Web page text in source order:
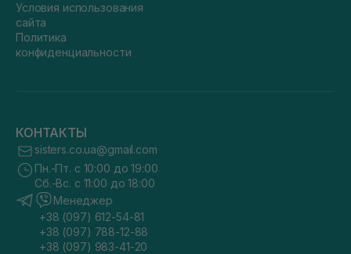
Условия использования
сайта
Политика
конфиденциальности
КОНТАКТЫ
sisters.co.ua@gmail.com
Пн.-Пт. с 10:00 до 19:00
Сб.-Вс. с 11:00 до 18:00
Менеджер
+38 (097) 612-54-81
+38 (097) 788-12-88
+38 (097) 983-41-20